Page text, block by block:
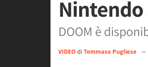
DOOM è
VIDEO di Tommaso Pugliese —